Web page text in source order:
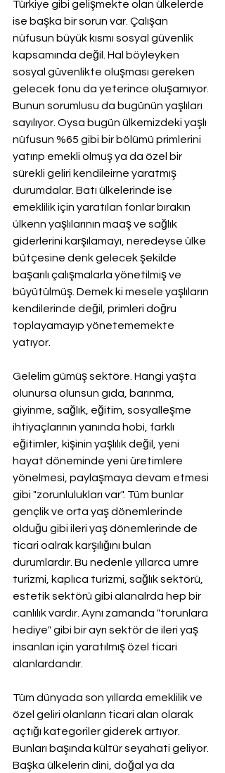
Türkiye gibi gelişmekte olan ülkelerde
ise başka bir sorun var. Çalışan
nüfusun büyük kısmı sosyal güvenlik
kapsamında değil. Hal böyleyken
sosyal güvenlikte oluşması gereken
gelecek fonu da yeterince oluşamıyor.
Bunun sorumlusu da bugünün yaşlıları
sayılıyor. Oysa bugün ülkemizdeki yaşlı
nüfusun %65 gibi bir bölümü primlerini
yatırıp emekli olmuş ya da özel bir
sürekli geliri kendileirne yaratmış
durumdalar. Batı ülkelerinde ise
emeklilik için yaratılan fonlar bırakın
ülkenn yaşlılarının maaş ve sağlık
giderlerini karşılamayı, neredeyse ülke
bütçesine denk gelecek şekilde
başarılı çalışmalarla yönetilmiş ve
büyütülmüş. Demek ki mesele yaşlıların
kendilerinde değil, primleri doğru
toplayamayıp yönetememekte
yatıyor.
Gelelim gümüş sektöre. Hangi yaşta
olunursa olunsun gıda, barınma,
giyinme, sağlık, eğitim, sosyalleşme
ihtiyaçlarının yanında hobi, farklı
eğitimler, kişinin yaşlılık değil, yeni
hayat döneminde yeni üretimlere
yönelmesi, paylaşmaya devam etmesi
gibi "zorunlulukları var". Tüm bunlar
gençlik ve orta yaş dönemlerinde
olduğu gibi ileri yaş dönemlerinde de
ticari oalrak karşılığını bulan
durumlardır. Bu nedenle yıllarca umre
turizmi, kaplıca turizmi, sağlık sektörü,
estetik sektörü gibi alanalrda hep bir
canlılık vardır. Aynı zamanda "torunlara
hediye" gibi bir ayrı sektör de ileri yaş
insanları için yaratılmış özel ticari
alanlardandır.
Tüm dünyada son yıllarda emeklilik ve
özel geliri olanların ticari alan olarak
açtığı kategoriler giderek artıyor.
Bunları başında kültür seyahati geliyor.
Başka ülkelerin dini, doğal ya da